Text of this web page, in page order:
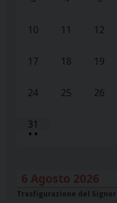
10 11 12
17 18 19
24 25 26
31
• •
6 Agosto 2026
Trasfigurazione del